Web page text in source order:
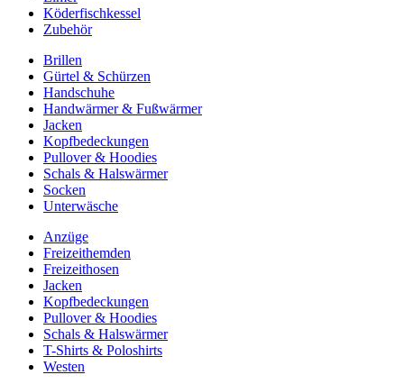
Köderfischkessel
Zubehör
Brillen
Gürtel & Schürzen
Handschuhe
Handwärmer & Fußwärmer
Jacken
Kopfbedeckungen
Pullover & Hoodies
Schals & Halswärmer
Socken
Unterwäsche
Anzüge
Freizeithemden
Freizeithosen
Jacken
Kopfbedeckungen
Pullover & Hoodies
Schals & Halswärmer
T-Shirts & Poloshirts
Westen